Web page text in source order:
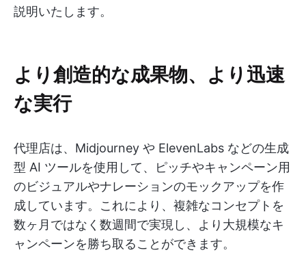
説明いたします。
より創造的な成果物、より迅速
な実行
代理店は、Midjourney や ElevenLabs などの生成
型 AI ツールを使用して、ピッチやキャンペーン用
のビジュアルやナレーションのモックアップを作
成しています。これにより、複雑なコンセプトを
数ヶ月ではなく数週間で実現し、より大規模なキ
ャンペーンを勝ち取ることができます。